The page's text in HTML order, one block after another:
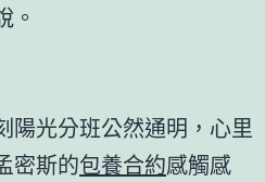
。
陽光分班公然通明，心里
密斯的包養合約感觸感